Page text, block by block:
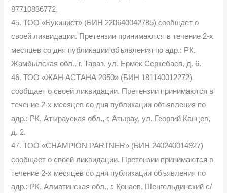
87710836772.
45. ТОО «Букинист» (БИН 220640042785) сообщает о
своей ликвидации. Претензии принимаются в течение 2-х
месяцев со дня публикации объявления по адр.: РК,
Жамбылская обл., г. Тараз, ул. Ермек Серкебаев, д. 6.
46. ТОО «ЖАН АСТАНА 2050» (БИН 181140012272)
сообщает о своей ликвидации. Претензии принимаются в
течение 2-х месяцев со дня публикации объявления по
адр.: РК, Атырауская обл., г. Атырау, ул. Георгий Канцев,
д. 2.
47. ТОО «CHAMPION PARTNER» (БИН 240240014927)
сообщает о своей ликвидации. Претензии принимаются в
течение 2-х месяцев со дня публикации объявления по
адр.: РК, Алматинская обл., г. Қонаев, Шенгельдинский с/